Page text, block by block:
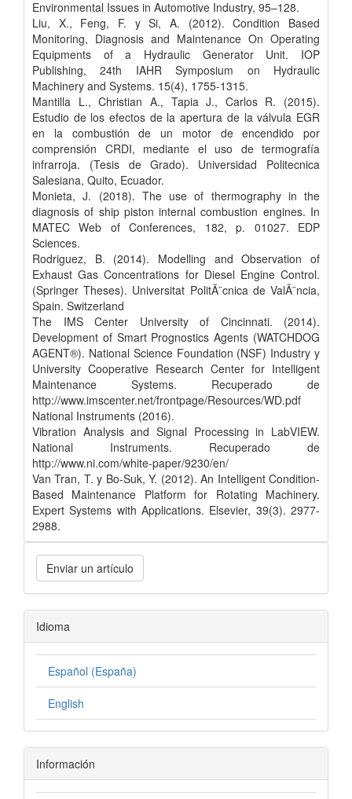
Environmental Issues in Automotive Industry, 95–128.
Liu, X., Feng, F. y Si, A. (2012). Condition Based
Monitoring, Diagnosis and Maintenance On Operating
Equipments of a Hydraulic Generator Unit. IOP
Publishing, 24th IAHR Symposium on Hydraulic
Machinery and Systems. 15(4), 1755-1315.
Mantilla L., Christian A., Tapia J., Carlos R. (2015).
Estudio de los efectos de la apertura de la válvula EGR
en la combustión de un motor de encendido por
comprensión CRDI, mediante el uso de termografía
infrarroja. (Tesis de Grado). Universidad Politecnica
Salesiana, Quito, Ecuador.
Monieta, J. (2018). The use of thermography in the
diagnosis of ship piston internal combustion engines. In
MATEC Web of Conferences, 182, p. 01027. EDP
Sciences.
Rodriguez, B. (2014). Modelling and Observation of
Exhaust Gas Concentrations for Diesel Engine Control.
(Springer Theses). Universitat PolitÃ¨cnica de ValÃ¨ncia,
Spain. Switzerland
The IMS Center University of Cincinnati. (2014).
Development of Smart Prognostics Agents (WATCHDOG
AGENT®). National Science Foundation (NSF) Industry y
University Cooperative Research Center for Intelligent
Maintenance Systems. Recuperado de
http://www.imscenter.net/frontpage/Resources/WD.pdf
National Instruments (2016).
Vibration Analysis and Signal Processing in LabVIEW.
National Instruments. Recuperado de
http://www.ni.com/white-paper/9230/en/
Van Tran, T. y Bo-Suk, Y. (2012). An Intelligent Condition-
Based Maintenance Platform for Rotating Machinery.
Expert Systems with Applications. Elsevier, 39(3). 2977-
2988.
Enviar un artículo
Idioma
Español (España)
English
Información